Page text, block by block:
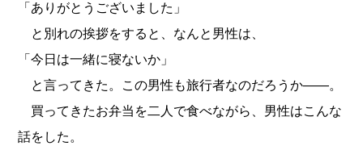
「ありがとうございました」
と別れの挨拶をすると、なんと男性は、
「今日は一緒に寝ないか」
と言ってきた。この男性も旅行者なのだろうか――。
買ってきたお弁当を二人で食べながら、男性はこんな
話をした。